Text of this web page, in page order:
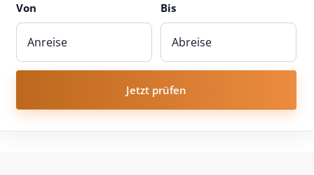
Von Bis
Jetzt prüfen